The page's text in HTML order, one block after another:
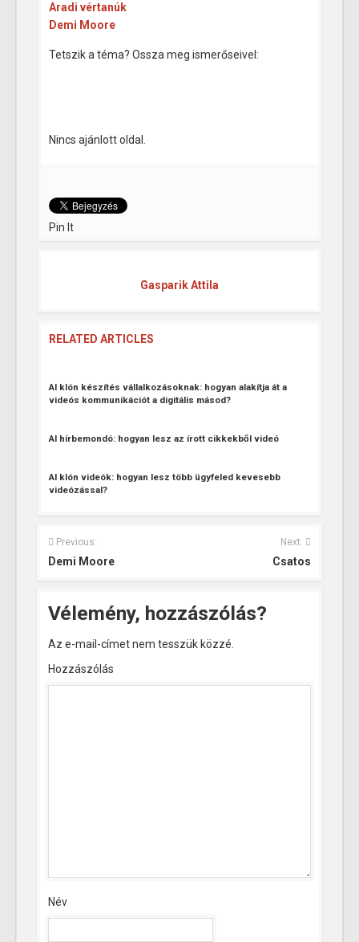
Aradi vértanúk
Demi Moore
Tetszik a téma? Ossza meg ismerőseivel:
Nincs ajánlott oldal.
Pin It
Gasparik Attila
RELATED ARTICLES
AI klón készítés vállalkozásoknak: hogyan alakítja át a
videós kommunikációt a digitális másod?
AI hírbemondó: hogyan lesz az írott cikkekből videó
AI klón videók: hogyan lesz több ügyfeled kevesebb
videózással?
Previous:
Demi Moore
Next:
Csatos
Vélemény, hozzászólás?
Az e-mail-címet nem tesszük közzé.
Hozzászólás
Név